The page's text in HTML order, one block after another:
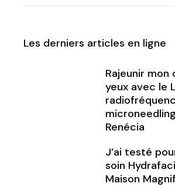
Les derniers articles en ligne
Rajeunir
yeux avec le
Renécia
J’ai testé
soin
Maison